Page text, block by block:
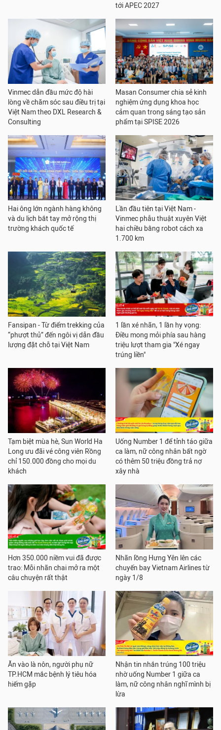
tới APEC 2027
Vinmec dẫn đầu mức độ hài
lòng về chăm sóc sau điều trị tại
Việt Nam theo DXL Research &
Consulting
Masan Consumer chia sẻ kinh
nghiệm ứng dụng khoa học
cảm quan trong sáng tạo sản
phẩm tại SPISE 2026
Hai ông lớn ngành hàng không
và du lịch bắt tay mở rộng thị
trường khách quốc tế
Lần đầu tiên tại Việt Nam -
Vinmec phẫu thuật xuyên Việt
hai chiều bằng robot cách xa
1.700 km
Fansipan - Từ điểm trekking của
“phượt thủ” đến ngôi vị dẫn đầu
lượng đặt chỗ tại Việt Nam
1 lần xé nhãn, 1 lần hy vọng:
Điều mong mỏi phía sau hàng
triệu lượt tham gia "Xé ngay
trúng liền"
Tạm biệt mùa hè, Sun World Ha
Long ưu đãi vé công viên Rồng
chỉ 150.000 đồng cho mọi du
khách
Uống Number 1 để tỉnh táo giữa
ca làm, nữ công nhân bất ngờ
có thêm 50 triệu đồng trả nợ
xây nhà
Hơn 350.000 niềm vui đã được
trao: Mỗi nhãn chai mở ra một
câu chuyện rất thật
Nhãn lồng Hưng Yên lên các
chuyến bay Vietnam Airlines từ
ngày 1/8
Ăn vào là nôn, người phụ nữ
TP.HCM mắc bệnh lý tiêu hóa
hiếm gặp
Nhận tin nhắn trúng 100 triệu
nhờ uống Number 1 giữa ca
làm, nữ công nhân nghĩ mình bị
lừa